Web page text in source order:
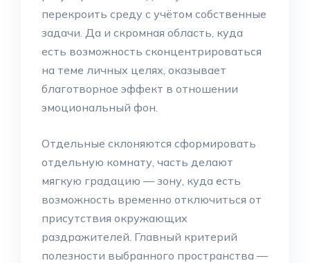
перекроить среду с учётом собственные
задачи. Да и скромная область, куда
есть возможность сконцентрироваться
на теме личных целях, оказывает
благотворное эффект в отношении
эмоциональный фон.
Отдельные склоняются сформировать
отдельную комнату, часть делают
мягкую градацию — зону, куда есть
возможность временно отключиться от
присутствия окружающих
раздражителей. Главный критерий
полезности выбранного пространства —